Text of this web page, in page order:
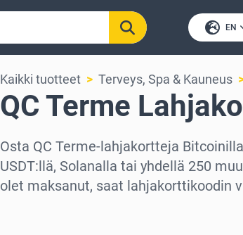
EN
Kaikki tuotteet Terveys, Spa & Kauneus
QC Terme
Osta QC Terme-lahjakortteja
USDT:llä, Solanalla tai yhdellä 250
olet maksanut, saat lahjakorttikoodin